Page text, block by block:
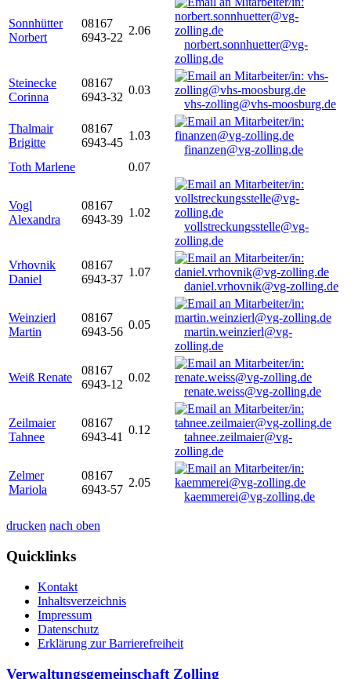
Sonnhütter
Norbert
08167
6943-22
2.06
norbert.sonnhuetter@vg-
zolling.de
Steinecke
Corinna
08167
6943-32
0.03
vhs-zolling@vhs-moosburg.de
Thalmair
Brigitte
08167
6943-45
1.03
finanzen@vg-zolling.de
Toth Marlene
0.07
Vogl
Alexandra
08167
6943-39
1.02
vollstreckungsstelle@vg-
zolling.de
Vrhovnik
Daniel
08167
6943-37
1.07
daniel.vrhovnik@vg-zolling.de
Weinzierl
Martin
08167
6943-56
0.05
martin.weinzierl@vg-
zolling.de
Weiß Renate
08167
6943-12
0.02
renate.weiss@vg-zolling.de
Zeilmaier
Tahnee
08167
6943-41
0.12
tahnee.zeilmaier@vg-
zolling.de
Zelmer
Mariola
08167
6943-57
2.05
kaemmerei@vg-zolling.de
drucken nach oben
Quicklinks
Kontakt
Inhaltsverzeichnis
Impressum
Datenschutz
Erklärung zur Barrierefreiheit
Verwaltungsgemeinschaft Zolling